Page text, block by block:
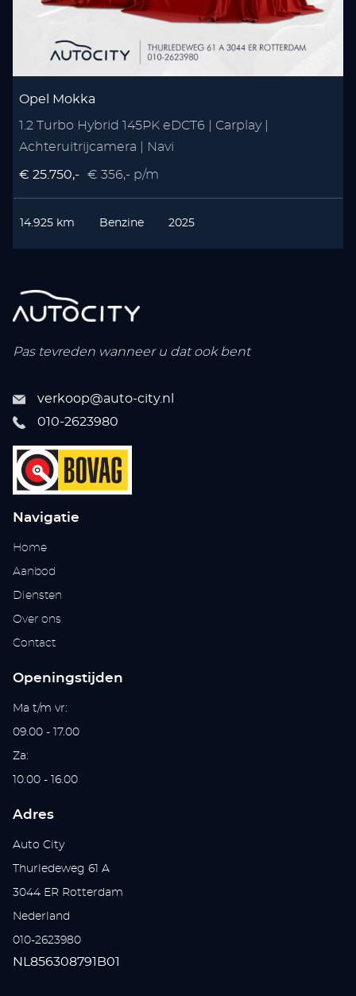
Opel Mokka
1.2 Turbo Hybrid 145PK eDCT6 | Carplay |
Achteruitrijcamera | Navi
€ 25.750,- € 356,- p/m
14.925 km Benzine 2025
Pas tevreden wanneer u dat ook bent
verkoop@auto-city.nl
010-2623980
Navigatie
Home
Aanbod
Diensten
Over ons
Contact
Openingstijden
Ma t/m vr:
09.00 - 17.00
Za:
10.00 - 16.00
Adres
Auto City
Thurledeweg 61 A
3044 ER Rotterdam
Nederland
010-2623980
NL856308791B01